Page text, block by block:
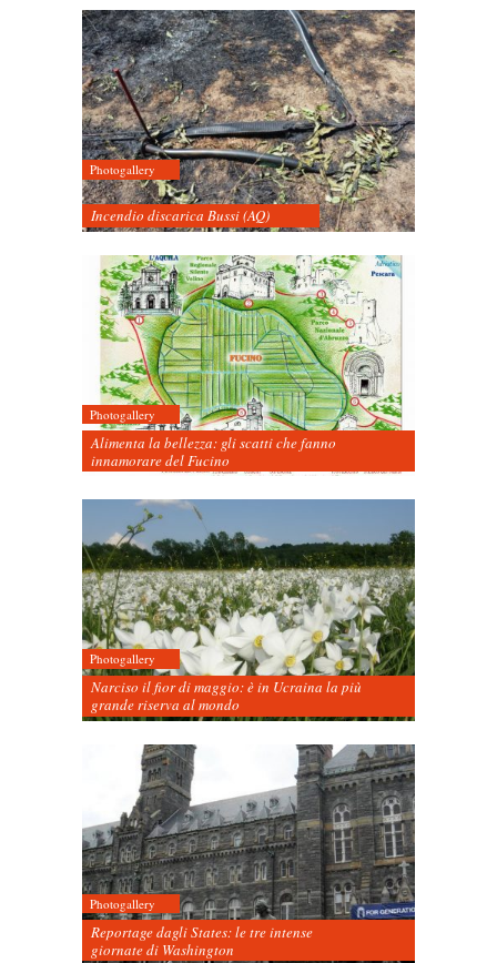
Photogallery
Incendio discarica Bussi (AQ)
Photogallery
Alimenta la bellezza: gli scatti che fanno
innamorare del Fucino
Photogallery
Narciso il fior di maggio: è in Ucraina la più
grande riserva al mondo
Photogallery
Reportage dagli States: le tre intense
giornate di Washington